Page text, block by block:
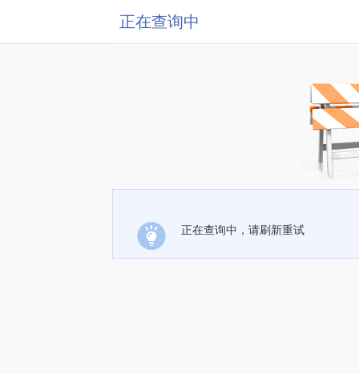
正在查询中
正在查询中，请刷新重试